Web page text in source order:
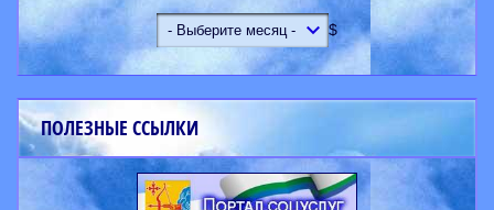
$
ПОЛЕЗНЫЕ ССЫЛКИ